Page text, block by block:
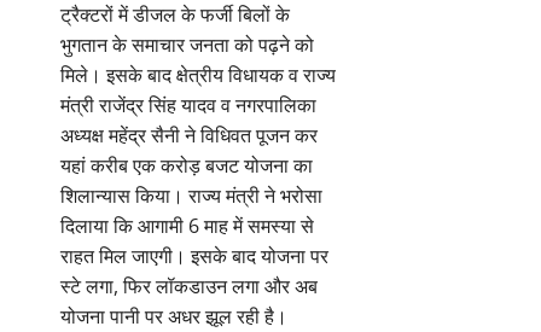
ट्रैक्टरों में डीजल के फर्जी बिलों के
भुगतान के समाचार जनता को पढ़ने को
मिले। इसके बाद क्षेत्रीय विधायक व राज्य
मंत्री राजेंद्र सिंह यादव व नगरपालिका
अध्यक्ष महेंद्र सैनी ने विधिवत पूजन कर
यहां करीब एक करोड़ बजट योजना का
शिलान्यास किया। राज्य मंत्री ने भरोसा
दिलाया कि आगामी 6 माह में समस्या से
राहत मिल जाएगी। इसके बाद योजना पर
स्टे लगा, फिर लॉकडाउन लगा और अब
योजना पानी पर अधर झूल रही है।